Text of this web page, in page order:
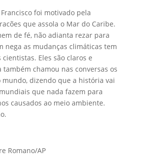
foi motivado pela
que assola o Mar do Caribe.
de fé, não adianta rezar para
nega as mudanças climáticas tem
Eles são claros e
também chamou nas conversas os
mundo, dizendo que a história vai
que nada fazem para
causados ao meio ambiente.
Romano/AP